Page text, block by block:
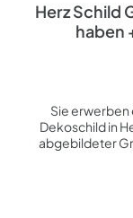
Herz Schild
haben
Sie erwerben
Dekoschild in
abgebildeter